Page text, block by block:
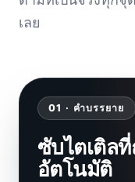
เลย
01 · คำบรรยาย
ซับไตเติล
อัตโนมัติ